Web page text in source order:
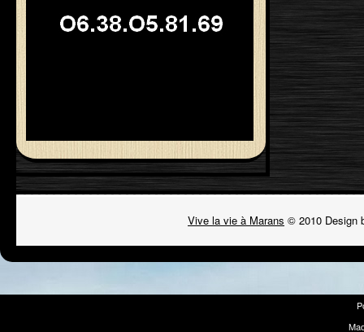
Vive la vie à Marans © 2010 Design